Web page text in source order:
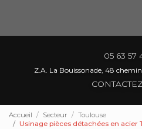
05 63 57
Z.A. La Bouissonade, 48
Accueil Secteur
Toulouse
Usinage pièces détachées en acier